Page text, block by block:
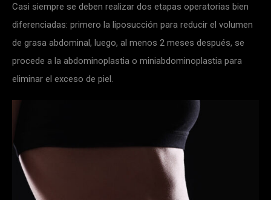
Casi siempre se deben realizar dos etapas operatorias bien
diferenciadas: primero la liposucción para reducir el volumen
de grasa abdominal, luego, al menos 2 meses después, se
procede a la abdominoplastia o miniabdominoplastia para
eliminar el exceso de piel.